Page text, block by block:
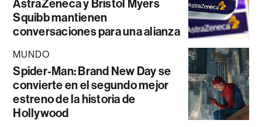
AstraZeneca y Bristol Myers
Squibb mantienen
conversaciones para una alianza
MUNDO
Spider-Man: Brand New Day se
convierte en el segundo mejor
estreno de la historia de
Hollywood